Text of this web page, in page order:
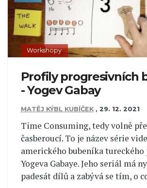
Workshopy
Profily progresivních
- Yogev Gabay
MATĚJ KÝBL KUBÍČEK , 29. 12. 2021
Time Consuming, tedy volně
časberoucí. To je název série
amerického bubeníka tureckého
Yogeva Gabaye. Jeho seriál má
padesát dílů a zabývá se tím, o